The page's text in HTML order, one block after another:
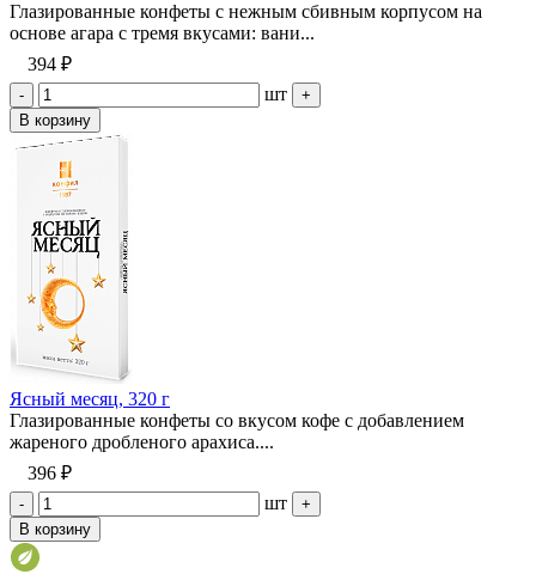
Глазированные конфеты с нежным сбивным корпусом на
основе агара с тремя вкусами: вани...
394 ₽
- шт
+
В корзину
Ясный месяц, 320 г
Глазированные конфеты со вкусом кофе с добавлением
жареного дробленого арахиса....
396 ₽
- шт
+
В корзину